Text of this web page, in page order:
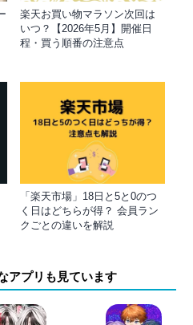
楽天お買い物マラソン次回は
いつ？【2026年5月】開催日
程・買う順番の注意点
「楽天市場」18日と5と0のつ
く日はどちらが得？ 会員ラン
クごとの違いを解説
アプリも見ています